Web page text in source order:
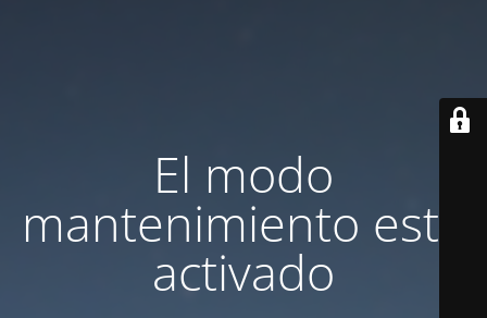
El modo
mantenimiento está
activado